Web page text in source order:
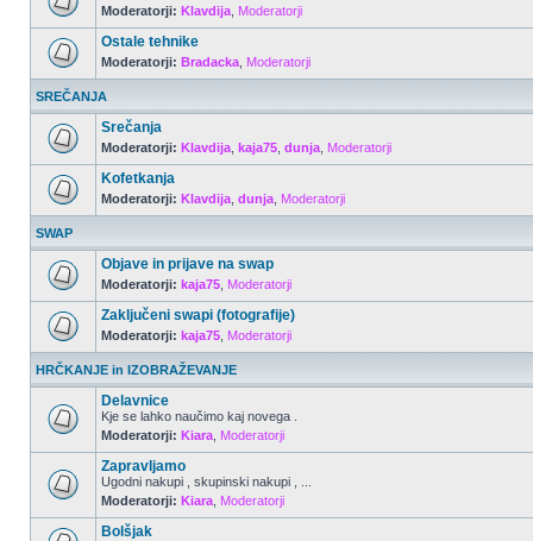
Moderatorji: Klavdija Moderatorji
Ostale tehnike
Moderatorji: Bradacka Moderatorji
SREČANJA
Srečanja
Moderatorji: Klavdija kaja75 dunja Moderatorji
Kofetkanja
Moderatorji: Klavdija dunja Moderatorji
SWAP
Objave in prijave na swap
Moderatorji: kaja75 Moderatorji
Zaključeni swapi (fotografije)
Moderatorji: kaja75 Moderatorji
HRČKANJE in IZOBRAŽEVANJE
Delavnice
Kje se lahko naučimo kaj novega .
Moderatorji: Kiara Moderatorji
Zapravljamo
Ugodni nakupi , skupinski nakupi , ...
Moderatorji: Kiara Moderatorji
Bolšjak